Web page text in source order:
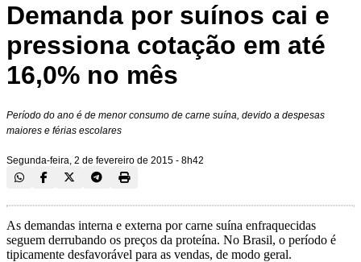
Demanda por suínos cai e
pressiona cotação em até
16,0% no mês
Período do ano é de menor consumo de carne suína, devido a despesas
maiores e férias escolares
Segunda-feira, 2 de fevereiro de 2015 - 8h42
As demandas interna e externa por carne suína enfraquecidas
seguem derrubando os preços da proteína. No Brasil, o período é
tipicamente desfavorável para as vendas, de modo geral.